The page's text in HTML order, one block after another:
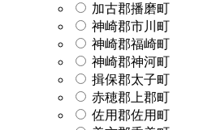
加古郡播磨町
神崎郡市川町
神崎郡福崎町
神崎郡神河町
揖保郡太子町
赤穂郡上郡町
佐用郡佐用町